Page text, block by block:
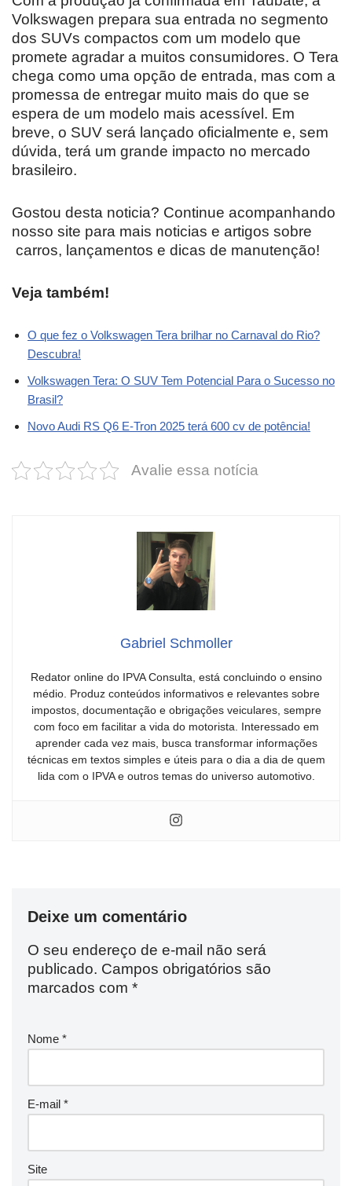
Volkswagen prepara sua entrada no segmento
dos SUVs compactos com um modelo que
promete agradar a muitos consumidores. O Tera
chega como uma opção de entrada, mas com a
promessa de entregar muito mais do que se
espera de um modelo mais acessível. Em
breve, o SUV será lançado oficialmente e, sem
dúvida, terá um grande impacto no mercado
brasileiro.
Gostou desta noticia? Continue acompanhando
nosso site para mais noticias e artigos sobre
carros, lançamentos e dicas de manutenção!
Veja também!
O que fez o Volkswagen Tera brilhar no Carnaval do Rio?
Descubra!
Volkswagen Tera: O SUV Tem Potencial Para o Sucesso no
Brasil?
Novo Audi RS Q6 E-Tron 2025 terá 600 cv de potência!
Avalie essa notícia
Gabriel Schmoller
Redator online do IPVA Consulta, está concluindo o ensino
médio. Produz conteúdos informativos e relevantes sobre
impostos, documentação e obrigações veiculares, sempre
com foco em facilitar a vida do motorista. Interessado em
aprender cada vez mais, busca transformar informações
técnicas em textos simples e úteis para o dia a dia de quem
lida com o IPVA e outros temas do universo automotivo.
Deixe um comentário
O seu endereço de e-mail não será
publicado. Campos obrigatórios são
marcados com *
Nome *
E-mail *
Site